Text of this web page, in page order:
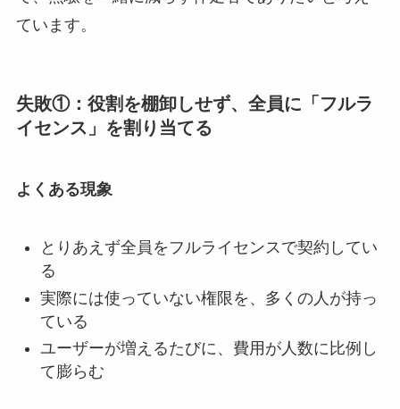
ています。
失敗①：役割を棚卸しせず、全員に「フルラ
イセンス」を割り当てる
よくある現象
とりあえず全員をフルライセンスで契約してい
る
実際には使っていない権限を、多くの人が持っ
ている
ユーザーが増えるたびに、費用が人数に比例し
て膨らむ